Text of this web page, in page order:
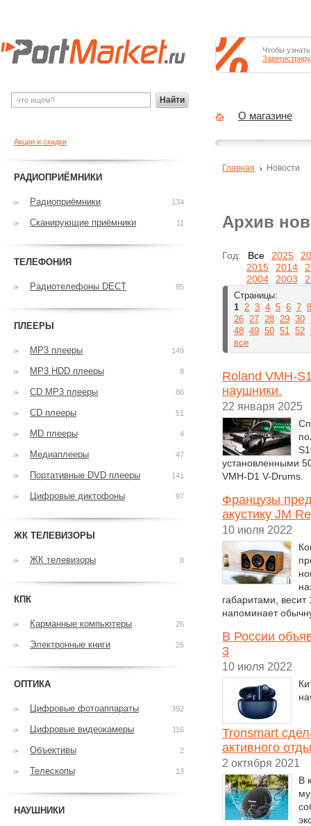
Архив
Год: Все 2025
2015
2014
2004
2003
Страницы:
1 2 3 4 5 6 7 8
26 27 28 29 30
48 49 50 51 52
все
Roland VMH-
наушники.
22 января 2025
установленными
VMH-D1 V-Drums.
Французы
акустику JM
10 июля 2022
габаритами,
напоминает
В России
3
10 июля 2022
Tronsmart
активного
2 октября 2021
В
Главная Новости
Акции и скидки
РАДИОПРИЁМНИКИ
Радиоприёмники 134
Сканирующие приёмники 11
ТЕЛЕФОНИЯ
Радиотелефоны DECT 85
ПЛЕЕРЫ
MP3 плееры 149
MP3 HDD плееры 8
CD MP3 плееры 86
CD плееры 51
MD плееры 4
Медиаплееры 47
Портативные DVD плееры 141
Цифровые диктофоны 97
ЖК ТЕЛЕВИЗОРЫ
ЖК телевизоры 8
КПК
Карманные компьютеры 26
Электронные книги 26
ОПТИКА
Цифровые фотоаппараты 392
Цифровые видеокамеры 116
Объективы 2
Телескопы 13
НАУШНИКИ
Найти
Чтобы
О магазине